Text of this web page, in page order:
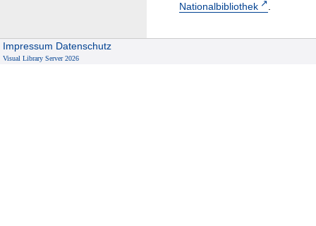
Nationalbibliothek
.
Impressum Datenschutz
Visual Library Server 2026